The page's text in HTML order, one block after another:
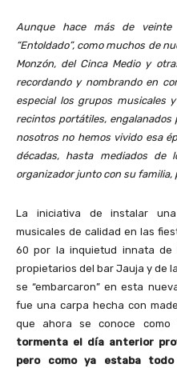
Aunque hace más de
“Entoldado”, como muchos de
Monzón, del Cinca Medio y
recordando y nombrando en
especial los grupos musicales
recintos portátiles, engalanados
nosotros no hemos vivido esa
décadas, hasta mediados de
organizador junto con su familia,
La iniciativa de instalar
musicales de calidad en las
60 por la inquietud innata de
propietarios del bar Jauja y de
se “embarcaron” en esta
fue una carpa hecha con
que ahora se conoce como
tormenta el día anterior
pero como ya estaba